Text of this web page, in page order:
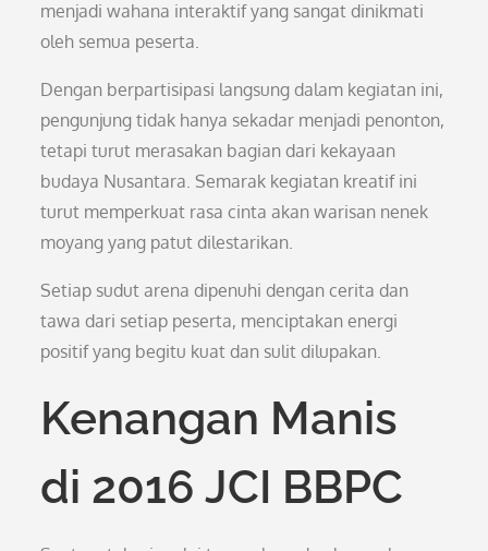
menjadi wahana interaktif yang sangat dinikmati
oleh semua peserta.
Dengan berpartisipasi langsung dalam kegiatan ini,
pengunjung tidak hanya sekadar menjadi penonton,
tetapi turut merasakan bagian dari kekayaan
budaya Nusantara. Semarak kegiatan kreatif ini
turut memperkuat rasa cinta akan warisan nenek
moyang yang patut dilestarikan.
Setiap sudut arena dipenuhi dengan cerita dan
tawa dari setiap peserta, menciptakan energi
positif yang begitu kuat dan sulit dilupakan.
Kenangan Manis
di 2016 JCI BBPC